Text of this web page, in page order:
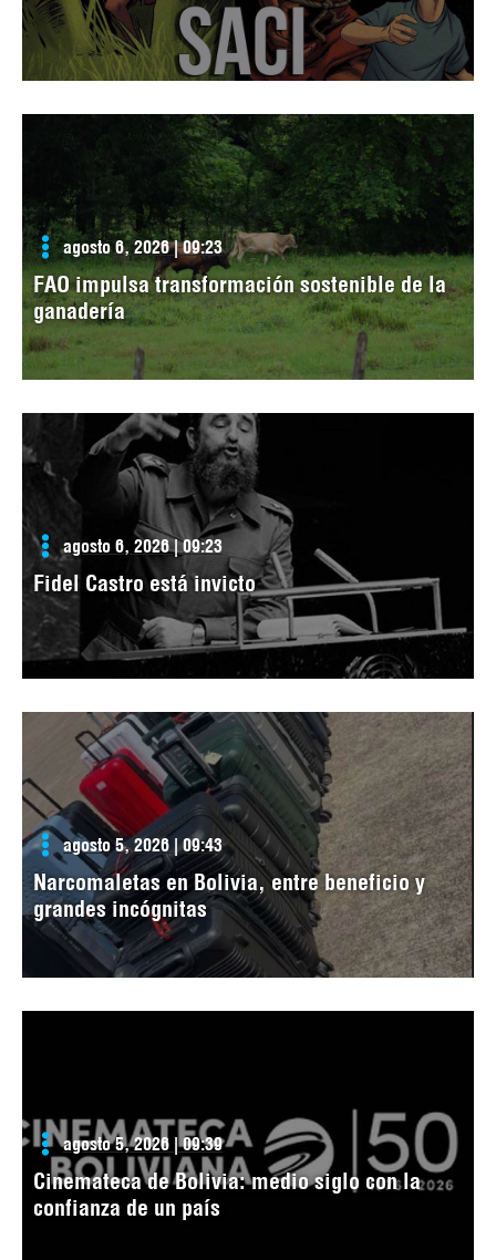
agosto 6, 2026 | 09:23
FAO impulsa transformación sostenible de la
ganadería
agosto 6, 2026 | 09:23
Fidel Castro está invicto
agosto 5, 2026 | 09:43
Narcomaletas en Bolivia, entre beneficio y
grandes incógnitas
agosto 5, 2026 | 09:39
Cinemateca de Bolivia: medio siglo con la
confianza de un país